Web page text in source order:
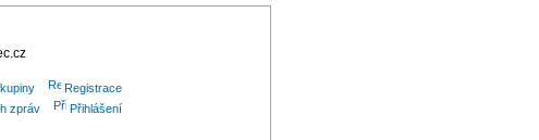
Registrace
zpráv Přihlášení